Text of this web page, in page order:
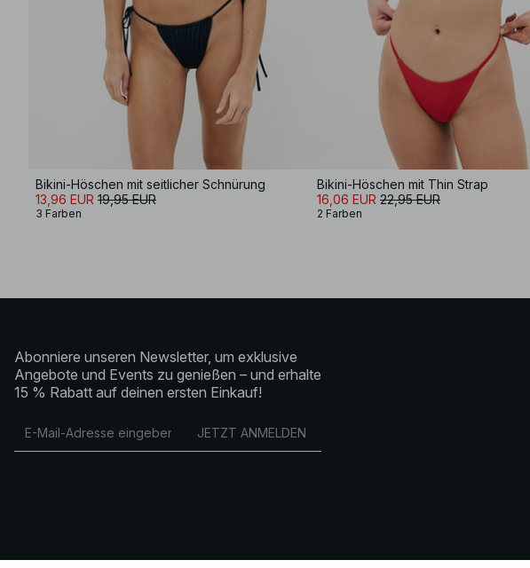
Bikini-Höschen mit seitlicher Schnürung
13,96 EUR 19,95 EUR
3 Farben
Bikini-Höschen mit Thin Strap
16,06 EUR 22,95 EUR
2 Farben
Abonniere unseren Newsletter, um exklusive
Angebote und Events zu genießen – und erhalte
15 % Rabatt auf deinen ersten Einkauf!
JETZT ANMELDEN